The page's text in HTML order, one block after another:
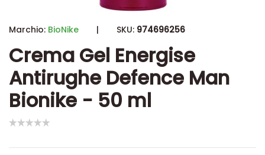
Marchio: BioNike | SKU: 974696256
Crema Gel Energise
Antirughe Defence Man
Bionike - 50 ml